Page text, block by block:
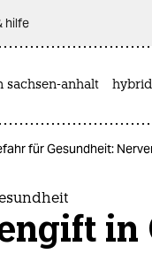
hilfe
sachsen-anhalt
für Gesundheit:
in